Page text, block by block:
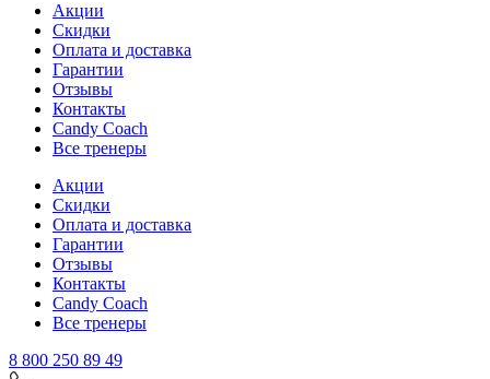
Акции
Скидки
Оплата и доставка
Гарантии
Отзывы
Контакты
Candy Coach
Все тренеры
Акции
Скидки
Оплата и доставка
Гарантии
Отзывы
Контакты
Candy Coach
Все тренеры
8 800 250 89 49